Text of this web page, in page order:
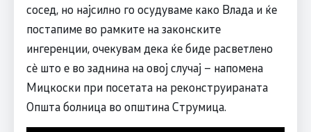
сосед, но најсилно го осудуваме како Влада и ќе
постапиме во рамките на законските
ингеренции, очекувам дека ќе биде расветлено
сè што е во заднина на овој случај – напомена
Мицкоски при посетата на реконструираната
Општа болница во општина Струмица.